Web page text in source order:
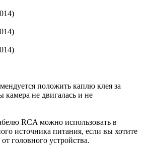
положить каплю клея за
камера не двигалась и не
RCA можно использовать в
источника питания, если вы хотите
головного устройства.